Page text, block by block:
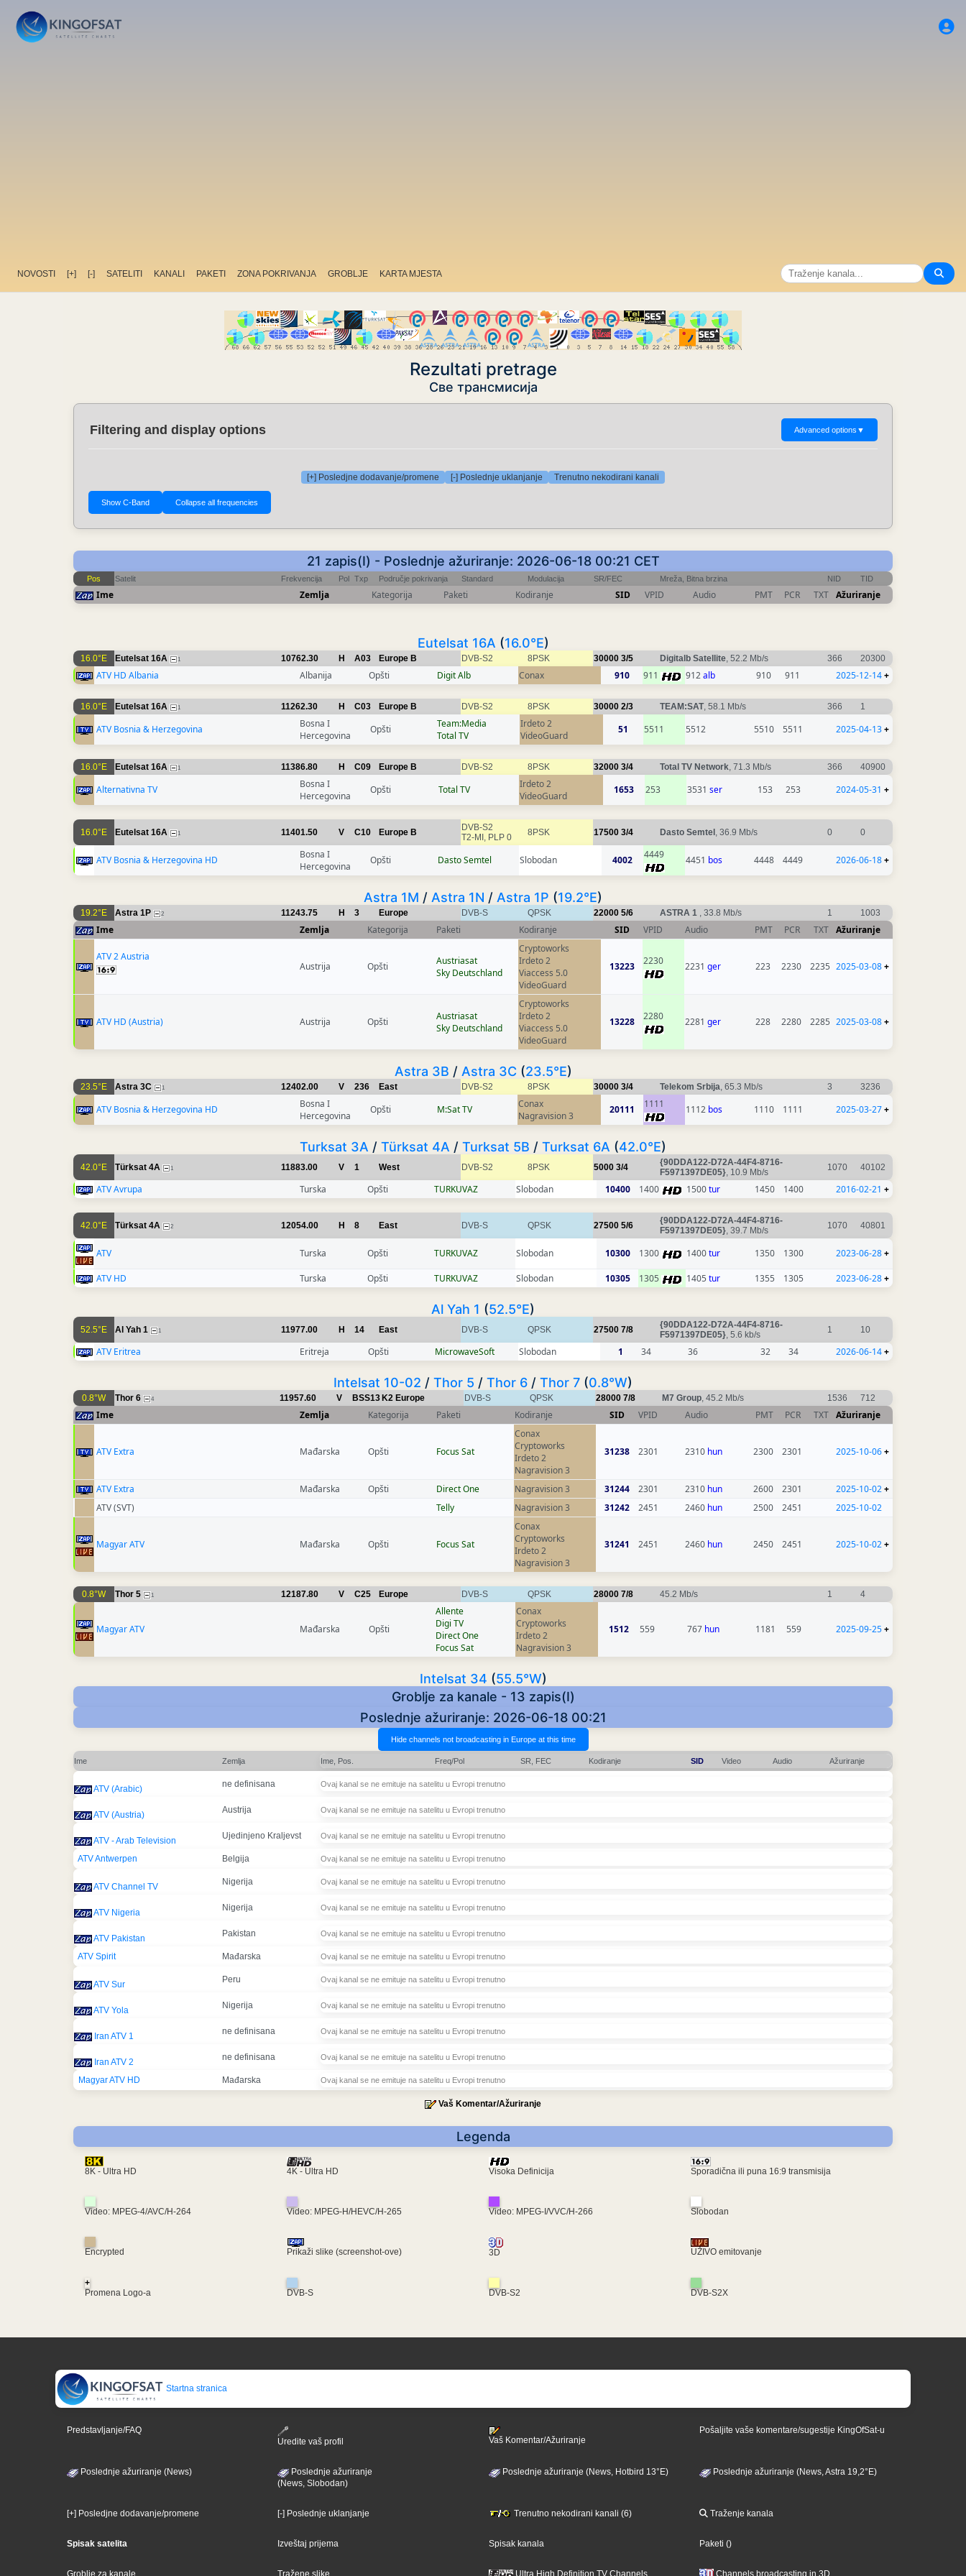
NOVOSTI [+] [-] SATELITI KANALI PAKETI ZONA POKRIVANJA GROBLJE KARTA MJESTA
Rezultati pretrage
Све трансмисија
Filtering and display options Advanced options ▼
[+] Posledjne dodavanje/promene [-] Poslednje uklanjanje Trenutno nekodirani kanali
21 zapis(I) - Poslednje ažuriranje: 2026-06-18 00:21 CET
Pos Satelit Frekvencija Pol Txp Područje pokrivanja Standard Modulacija SR/FEC Mreža, Bitna brzina NID TID
Ime Zemlja Kategorija Paketi Kodiranje SID VPID Audio PMT PCR TXT Ažuriranje
Eutelsat 16A (16.0°E)
16.0°E Eutelsat 16A 1 10762.30 H A03 Europe B DVB-S2 8PSK 30000 3/5 Digitalb Satellite, 52.2 Mb/s 366 20300
ATV HD Albania Albanija Opšti Digit Alb Conax 910 911 912alb 910 911 2025-12-14+
16.0°E Eutelsat 16A 1 11262.30 H C03 Europe B DVB-S2 8PSK 30000 2/3 TEAM:SAT, 58.1 Mb/s 366 1
ATV Bosnia & Herzegovina
Bosna I
Hercegovina
Opšti
Team:Media
Total TV
Irdeto 2
VideoGuard
51 5511 5512 5510 5511 2025-04-13+
16.0°E Eutelsat 16A 1 11386.80 H C09 Europe B DVB-S2 8PSK 32000 3/4 Total TV Network, 71.3 Mb/s 366 40900
Alternativna TV
Bosna I
Hercegovina
Opšti Total TV
Irdeto 2
VideoGuard
1653 253 3531 ser 153 253 2024-05-31 +
16.0°E Eutelsat 16A 1 11401.50 V C10 Europe B
DVB-S2
T2-MI, PLP 0
8PSK 17500 3/4 Dasto Semtel , 36.9 Mb/s 0 0
ATV Bosnia & Herzegovina HD
Bosna I
Hercegovina
Opšti Dasto Semtel Slobodan 4002 4449 4451 bos 4448 4449 2026-06-18+
Astra 1M / Astra 1N / Astra 1P (19.2°E)
19.2°E Astra 1P 2 11243.75 H 3 Europe DVB-S QPSK 22000 5/6 ASTRA 1 , 33.8 Mb/s 1 1003
Ime Zemlja Kategorija Paketi Kodiranje SID VPID Audio PMT PCR TXT Ažuriranje
ATV 2 Austria
Austrija
Opšti
Austriasat
Sky Deutschland
Cryptoworks
Irdeto 2
Viaccess 5.0
VideoGuard
13223 2230 2231 ger 223 2230 2235 2025-03-08+
ATV HD (Austria) Austrija Opšti
Austriasat
Sky Deutschland
Cryptoworks
Irdeto 2
Viaccess 5.0
VideoGuard
13228 2280 2281 ger 228 2280 2285 2025-03-08+
Astra 3B / Astra 3C (23.5°E)
23.5°E Astra 3C 1 12402.00 V 236 East DVB-S2 8PSK 30000 3/4 Telekom Srbija, 65.3 Mb/s 3 3236
ATV Bosnia & Herzegovina HD
Bosna I
Hercegovina
Opšti M:Sat TV
Conax
Nagravision 3
20111 1111 1112 bos 1110 1111 2025-03-27+
Turksat 3A / Türksat 4A / Turksat 5B / Turksat 6A (42.0°E)
42.0°E Türksat 4A 1 11883.00 V 1 West DVB-S2 8PSK 5000 3/4
{90DDA122-D72A-44F4-8716-
F5971397DE05}, 10.9 Mb/s 1070 40102
ATV Avrupa Turska Opšti TURKUVAZ Slobodan 10400 1400 1500tur 1450 1400 2016-02-21 +
42.0°E Türksat 4A 2 12054.00 H 8 East DVB-S QPSK 27500 5/6
{90DDA122-D72A-44F4-8716-
F5971397DE05}, 39.7 Mb/s 1070 40801
ATV Turska Opšti TURKUVAZ Slobodan 10300 1300 1400tur 1350 1300 2023-06-28+
ATV HD Turska Opšti TURKUVAZ Slobodan 10305 1305 1405 tur 1355 1305 2023-06-28+
Al Yah 1 (52.5°E)
52.5°E Al Yah 1 1 11977.00 H 14 East DVB-S QPSK 27500 7/8
{90DDA122-D72A-44F4-8716-
F5971397DE05}, 5.6 kb/s 1 10
ATV Eritrea Eritreja Opšti MicrowaveSoft Slobodan 1 34 36 32 34 2026-06-14+
Intelsat 10-02 / Thor 5 / Thor 6 / Thor 7 (0.8°W)
0.8°W Thor 6 4 11957.60 V BSS13 K2 Europe DVB-S QPSK 28000 7/8 M7 Group, 45.2 Mb/s 1536 712
Ime Zemlja Kategorija Paketi Kodiranje SID VPID Audio PMT PCR TXT Ažuriranje
ATV Extra Mađarska Opšti Focus Sat
Conax
Cryptoworks
Irdeto 2
Nagravision 3
31238 2301 2310 hun 2300 2301 2025-10-06+
ATV Extra Mađarska Opšti Direct One Nagravision 3 31244 2301 2310 hun 2600 2301 2025-10-02+
ATV (SVT)
Telly Nagravision 3 31242 2451 2460 hun 2500 2451 2025-10-02
Magyar ATV Mađarska Opšti Focus Sat
Conax
Cryptoworks
Irdeto 2
Nagravision 3
31241 2451 2460 hun 2450 2451 2025-10-02+
0.8°W Thor 5 1 12187.80 V C25 Europe DVB-S QPSK 28000 7/8 45.2 Mb/s 1 4
Magyar ATV Mađarska Opšti
Allente
Digi TV
Direct One
Focus Sat
Conax
Cryptoworks
Irdeto 2
Nagravision 3
1512 559 767 hun 1181 559 2025-09-25+
Intelsat 34 (55.5°W)
Groblje za kanale - 13 zapis(I)
Poslednje ažuriranje: 2026-06-18 00:21
Ime Zemlja Ime, Pos. Freq/Pol SR, FEC Kodiranje SID Video Audio Ažuriranje
ATV (Arabic) ne definisana Ovaj kanal se ne emituje na satelitu u Evropi trenutno
ATV (Austria) Austrija Ovaj kanal se ne emituje na satelitu u Evropi trenutno
ATV - Arab Television Ujedinjeno Kraljevst Ovaj kanal se ne emituje na satelitu u Evropi trenutno
ATV Antwerpen Belgija Ovaj kanal se ne emituje na satelitu u Evropi trenutno
ATV Channel TV Nigerija Ovaj kanal se ne emituje na satelitu u Evropi trenutno
ATV Nigeria Nigerija Ovaj kanal se ne emituje na satelitu u Evropi trenutno
ATV Pakistan Pakistan Ovaj kanal se ne emituje na satelitu u Evropi trenutno
ATV Spirit Mađarska Ovaj kanal se ne emituje na satelitu u Evropi trenutno
ATV Sur Peru Ovaj kanal se ne emituje na satelitu u Evropi trenutno
ATV Yola Nigerija Ovaj kanal se ne emituje na satelitu u Evropi trenutno
Iran ATV 1 ne definisana Ovaj kanal se ne emituje na satelitu u Evropi trenutno
Iran ATV 2 ne definisana Ovaj kanal se ne emituje na satelitu u Evropi trenutno
Magyar ATV HD Mađarska Ovaj kanal se ne emituje na satelitu u Evropi trenutno
Vaš Komentar/Ažuriranje
Legenda
8K - Ultra HD 4K - Ultra HD Visoka Definicija Sporadična ili puna 16:9 transmisija
Video: MPEG-4/AVC/H-264 Video: MPEG-H/HEVC/H-265 Video: MPEG-I/VVC/H-266 Slobodan
Encrypted Prikaži slike (screenshot-ove) 3D UŽIVO emitovanje
+
Promena Logo-a
DVB-S DVB-S2 DVB-S2X
Startna stranica
Predstavljanje/FAQ
Uredite vaš profil
Vaš Komentar/Ažuriranje
Pošaljite vaše komentare/sugestije KingOfSat-u
Poslednje ažuriranje (News)
Poslednje ažuriranje
(News, Slobodan)
Poslednje ažuriranje (News, Hotbird 13°E) Poslednje ažuriranje (News, Astra 19,2°E)
[+] Posledjne dodavanje/promene [-] Poslednje uklanjanje Trenutno nekodirani kanali (6) Traženje kanala
Spisak satelita Izveštaj prijema Spisak kanala Paketi ()
Groblje za kanale Tražene slike Ultra High Definition TV Channels Channels broadcasting in 3D